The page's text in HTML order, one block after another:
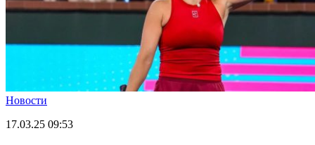
Новости
17.03.25 09:53